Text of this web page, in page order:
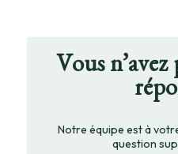
Vous
Notre équipe est à
question